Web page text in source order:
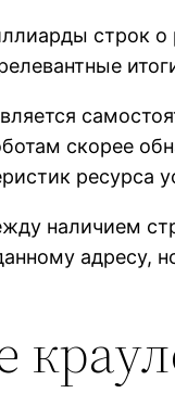
строк о
скорее
ресурса
наличием
адресу,